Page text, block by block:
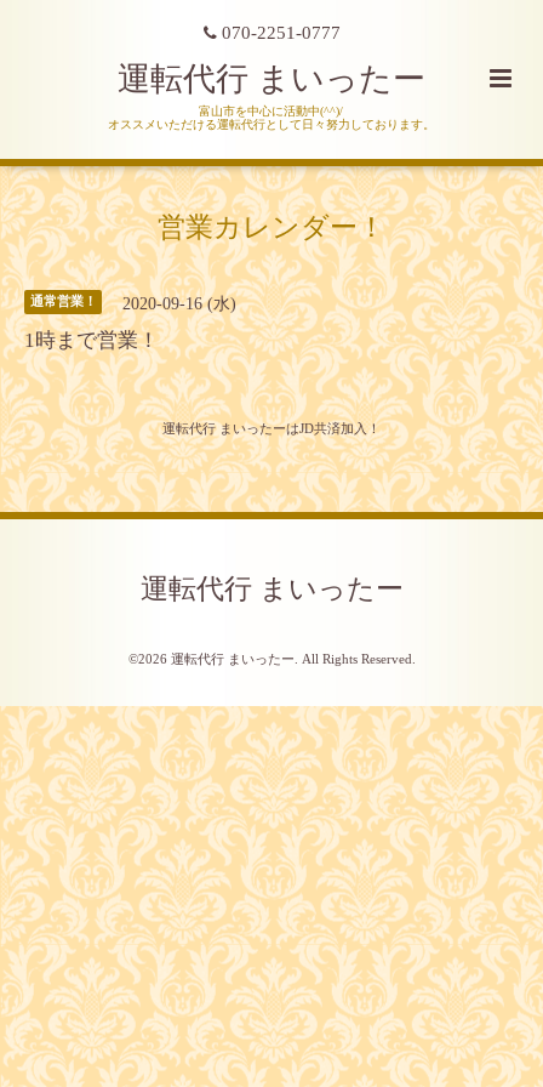
070-2251-0777
運転代行 まいったー
富山市を中心に活動中(^^)/
オススメいただける運転代行として日々努力しております。
営業カレンダー！
通常営業！ 2020-09-16 (水)
1時まで営業！
運転代行 まいったーはJD共済加入！
運転代行 まいったー
©2026 運転代行 まいったー . All Rights Reserved.